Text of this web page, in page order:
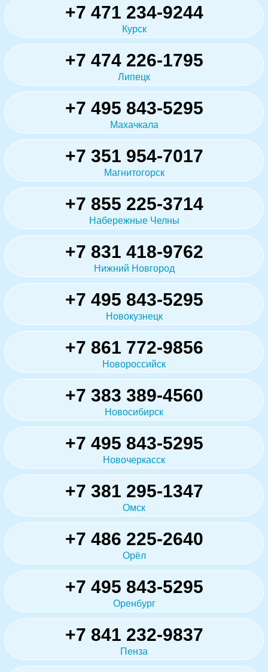
+7 471 234-9244
Курск
+7 474 226-1795
Липецк
+7 495 843-5295
Махачкала
+7 351 954-7017
Магнитогорск
+7 855 225-3714
Набережные Челны
+7 831 418-9762
Нижний Новгород
+7 495 843-5295
Новокузнецк
+7 861 772-9856
Новороссийск
+7 383 389-4560
Новосибирск
+7 495 843-5295
Новочеркасск
+7 381 295-1347
Омск
+7 486 225-2640
Орёл
+7 495 843-5295
Оренбург
+7 841 232-9837
Пенза